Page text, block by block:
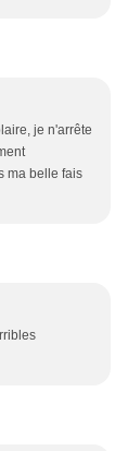
je n'arrête
ma belle fais